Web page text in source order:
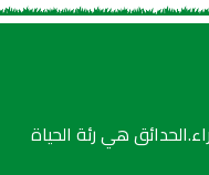
هي رئة الحياة